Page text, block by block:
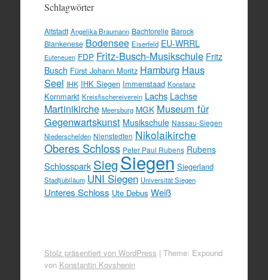
Schlagwörter
Altstadt Angelika Braumann Bachforelle Barock
Blankenese Bodensee Eiserfeld EU-WRRL
Euteneuen FDP Fritz-Busch-Musikschule Fritz
Busch Fürst Johann Moritz Hamburg Haus
Seel IHK IHK Siegen Immenstaad Konstanz
Kornmarkt Kreisfischereiverein Lachs Lachse
Martinikirche Meersburg MGK Museum für
Gegenwartskunst Musikschule Nassau-Siegen
Niederschelden Nienstedten Nikolaikirche
Oberes Schloss Peter Paul Rubens Rubens
Schlosspark SiegSiegen Siegerland
Stadtjubiläum UNI Siegen Universität Siegen
Unteres Schloss Ute Debus Weiß
Stolz präsentiert von WordPress | Theme: Expound
von Konstantin Kovshenin